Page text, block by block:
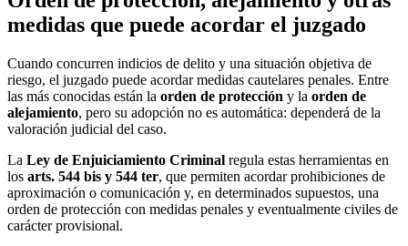
medidas que puede acordar el juzgado
Cuando concurren indicios de delito y una situación objetiva de
riesgo, el juzgado puede acordar medidas cautelares penales. Entre
las más conocidas están la orden de protección y la orden de
alejamiento, pero su adopción no es automática: dependerá de la
valoración judicial del caso.
La Ley de Enjuiciamiento Criminal regula estas herramientas en
los arts. 544 bis y 544 ter, que permiten acordar prohibiciones de
aproximación o comunicación y, en determinados supuestos, una
orden de protección con medidas penales y eventualmente civiles de
carácter provisional.